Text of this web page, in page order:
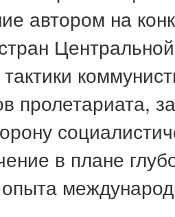
автором на
тактики
пролетариата,
в плане